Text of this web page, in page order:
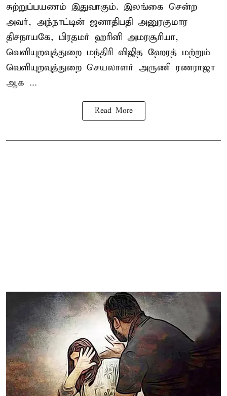
சுற்றுப்பயணம் இதுவாகும். இலங்கை சென்ற
அவர், அந்நாட்டின் ஜனாதிபதி அனுரகுமார
திசநாயகே, பிரதமர் ஹரினி அமரசூரியா,
வெளியுறவுத்துறை மந்திரி விஜித ஹேரத் மற்றும்
வெளியுறவுத்துறை செயலாளர் அருணி ரணராஜா
ஆக ...
Read More